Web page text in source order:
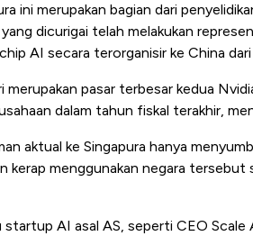
ini merupakan bagian dari
dicurigai telah melakukan
AI secara terorganisir ke China
merupakan pasar terbesar kedua
dalam tahun fiskal terakhir,
aktual ke Singapura hanya
kerap menggunakan negara
startup AI asal AS, seperti CEO